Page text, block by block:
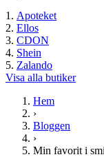
Apoteket
Ellos
CDON
Shein
Zalando
Visa alla butiker
Hem
›
Bloggen
›
Min favorit i